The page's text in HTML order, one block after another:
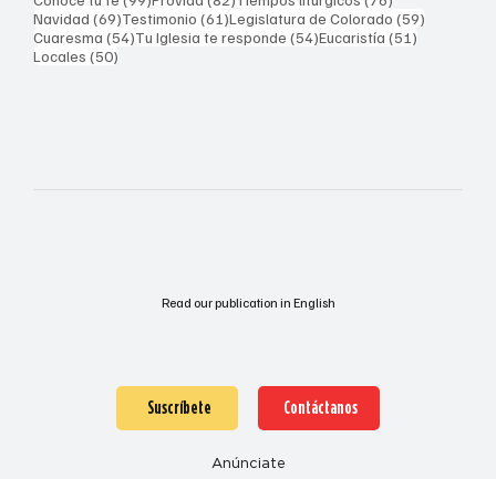
Navidad (69)69 entradas
Testimonio (61)61 entradas
Legislatura de Colorado (59)
Cuaresma (54)54 entradas
Tu Iglesia te responde (54)54 entradas
Eucaristía (51)
Locales (50)
Read our publication in English
Suscríbete Contáctanos
Anúnciate